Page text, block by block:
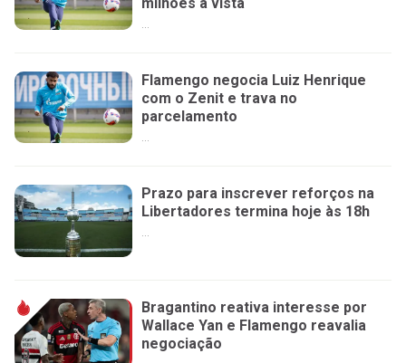
...
Flamengo negocia Luiz Henrique
com o Zenit e trava no
parcelamento
...
Prazo para inscrever reforços na
Libertadores termina hoje às 18h
...
Bragantino reativa interesse por
Wallace Yan e Flamengo reavalia
negociação